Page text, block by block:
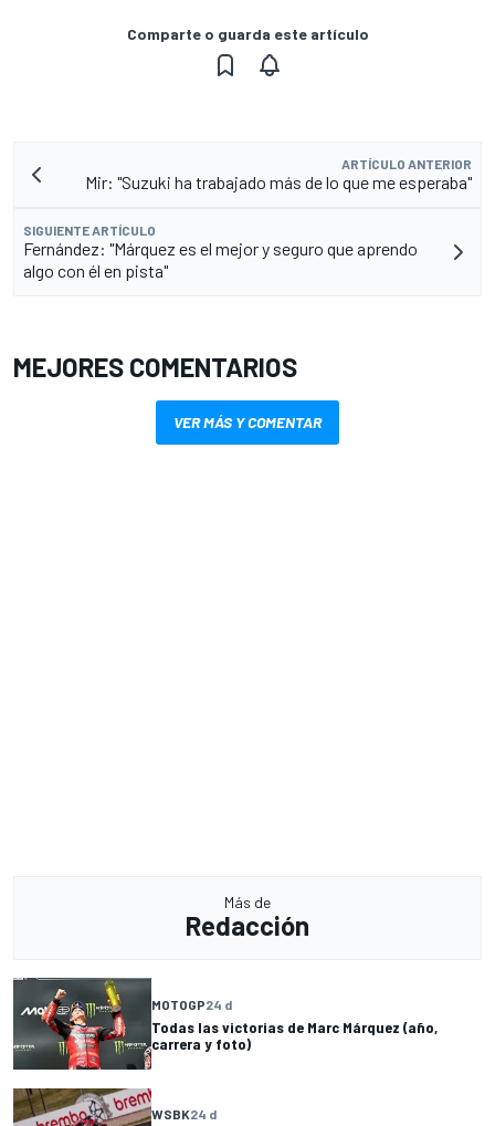
Comparte o guarda este artículo
ARTÍCULO ANTERIOR
Mir: "Suzuki ha trabajado más de lo que me esperaba"
SIGUIENTE ARTÍCULO
Fernández: "Márquez es el mejor y seguro que aprendo
algo con él en pista"
MEJORES COMENTARIOS
VER MÁS Y COMENTAR
Más de
Redacción
MOTOGP24 d
Todas las victorias de Marc Márquez (año,
carrera y foto)
WSBK24 d